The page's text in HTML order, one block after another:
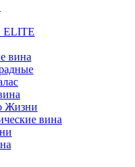
ELITE
вина
Жизни
вина